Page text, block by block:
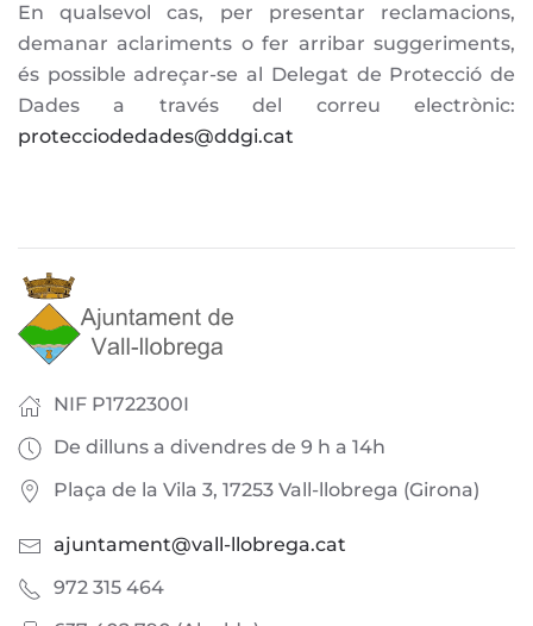
En qualsevol cas, per presentar reclamacions,
demanar aclariments o fer arribar suggeriments,
és possible adreçar-se al Delegat de Protecció de
Dades a través del correu electrònic:
protecciodedades@ddgi.cat
NIF P1722300I
De dilluns a divendres de 9 h a 14h
Plaça de la Vila 3, 17253 Vall-llobrega (Girona)
ajuntament@vall-llobrega.cat
972 315 464